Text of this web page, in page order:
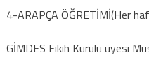
4-ARAPÇA ÖĞRETİMİ(Her
GİMDES Fıkıh Kurulu üyesi